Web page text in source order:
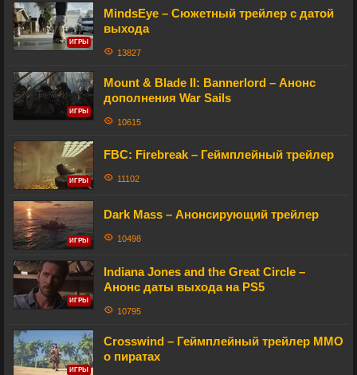
ИГРЫ
MindsEye – Сюжетный трейлер с датой
выхода
13827
ИГРЫ
Mount & Blade II: Bannerlord – Анонс
дополнения War Sails
10615
ИГРЫ
FBC: Firebreak – Геймплейный трейлер
11102
ИГРЫ
Dark Mass – Анонсирующий трейлер
10498
ИГРЫ
Indiana Jones and the Great Circle –
Анонс даты выхода на PS5
10795
ИГРЫ
Crosswind – Геймплейный трейлер MMO
о пиратах